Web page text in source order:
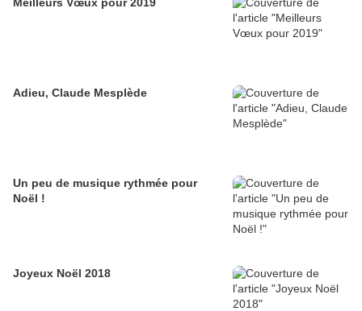
Adieu, Claude Mesplède
Un peu de musique rythmée pour
Noël !
Joyeux Noël 2018